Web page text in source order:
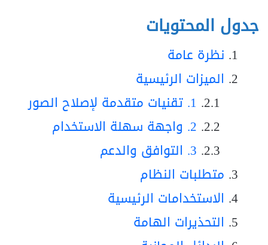
جدول المحتويات
نظرة عامة
الميزات الرئيسية
1. تقنيات متقدمة لإصلاح الصور
2. واجهة سهلة الاستخدام
3. التوافق والدعم
متطلبات النظام
الاستخدامات الرئيسية
التحذيرات الهامة